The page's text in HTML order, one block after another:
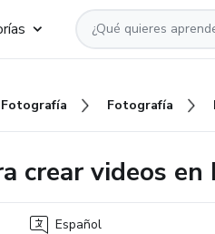
Fotografía
crear videos en
Español